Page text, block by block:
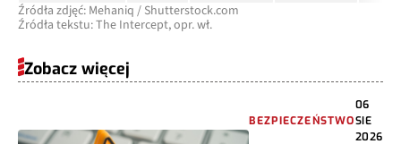
Źródła zdjęć: Mehaniq / Shutterstock.com
Źródła tekstu: The Intercept, opr. wł.
Zobacz więcej
BEZPIECZEŃSTWO
06
SIE
2026